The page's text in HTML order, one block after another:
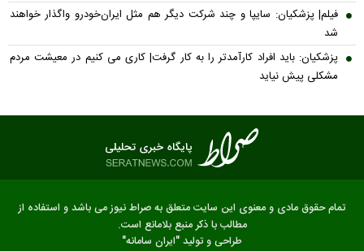
فیلم| پزشکیان: سایپا و چند شرکت دیگر هم مثل ایران‌خودرو واگذار خواهند
شد
پزشکیان: باید افراد کارآمدتر را به کار گرفت| کاری می کنیم در معیشت مردم
مشکلی پیش نیاید
تمام حقوق مادی و معنوی این سایت متعلق به صراط نیوز می باشد و استفاده از
مطالب با ذکر منبع بلامانع است.
طراحی و تولید"ایران سامانه"